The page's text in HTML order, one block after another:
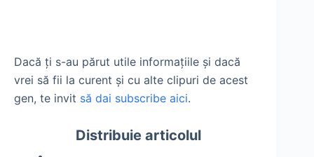
Dacă ți s-au părut utile informațiile și dacă
vrei să fii la curent și cu alte clipuri de acest
gen, te invit să dai subscribe aici.
Distribuie articolul